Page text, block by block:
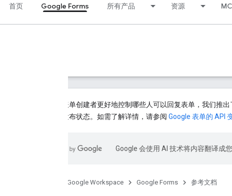
首页 Google Forms 所有产品 资源
为了让表单创建者更好地控制哪些人可以回复表单，我们推
处于未发布状态。如需了解详情，请参阅 Google 表单的 API
Google 会使用 AI 技术将内容翻译成
Google Workspace Google Forms 参考文档